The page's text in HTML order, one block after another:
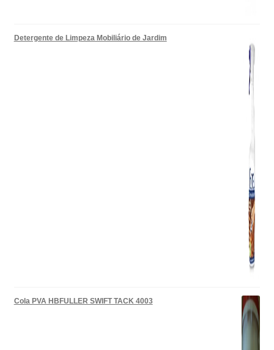
Detergente de Limpeza Mobiliário de Jardim
Cola PVA HBFULLER SWIFT TACK 4003